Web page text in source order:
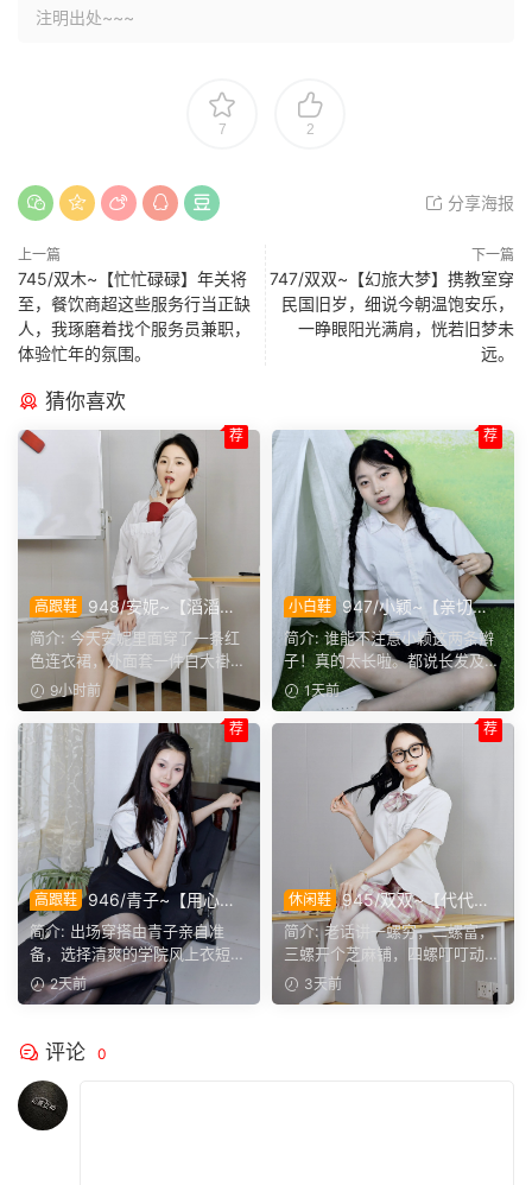
注明出处~~~
7 2
分享海报
上一篇
745/双木~【忙忙碌碌】年关将
至，餐饮商超这些服务行当正缺
人，我琢磨着找个服务员兼职，
体验忙年的氛围。
下一篇
747/双双~【幻旅大梦】携教室穿
民国旧岁，细说今朝温饱安乐，
一睁眼阳光满肩，恍若旧梦未
远。
猜你喜欢
高跟鞋
948/安妮~【滔滔不
绝】无需面对面，一通电话就
能彻夜长谈，这大概就是女生
之间难得的默契。
简介: 今天安妮里面穿了一条红
色连衣裙，外面套一件白大褂，
正聊起和闺蜜通电话的...
9小时前
荐
小白鞋
947/小颖~【亲切大
方】神情温和从容，是印象里
邻家女孩的样子，温顺恬静，
越看越舒服。
简介: 谁能不注意小颖这两条辫
子！真的太长啦。都说长发及
腰，她这编好的麻花辫，...
1天前
荐
高跟鞋
946/青子~【用心准
备】来看青子亲自准备的整套
穿搭，经典学院风上身，这套
上身效果很合意。
简介: 出场穿搭由青子亲自准
备，选择清爽的学院风上衣短
裙。两双同款材质的袜子，...
2天前
荐
休闲鞋 945/双双~【代代相
传】提起手指螺纹的老话，不
少人小时候都听过，大家还能
回忆起几句？
简介: 老话讲一螺穷，二螺富，
三螺开个芝麻铺，四螺叮叮动，
五螺挑屎桶。和双双聊...
3天前
荐
评论 0